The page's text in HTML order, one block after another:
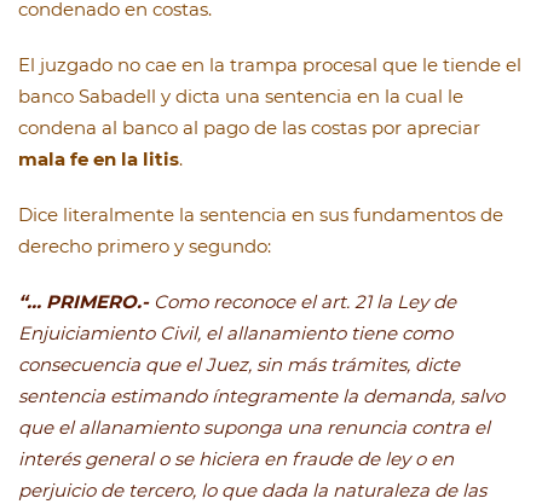
condenado en costas.
El juzgado no cae en la trampa procesal que le tiende el
banco Sabadell y dicta una sentencia en la cual le
condena al banco al pago de las costas por apreciar
mala fe en la litis.
Dice literalmente la sentencia en sus fundamentos de
derecho primero y segundo:
“… PRIMERO.- Como reconoce el art. 21 la Ley de
Enjuiciamiento Civil, el allanamiento tiene como
consecuencia que el Juez, sin más trámites, dicte
sentencia estimando íntegramente la demanda, salvo
que el allanamiento suponga una renuncia contra el
interés general o se hiciera en fraude de ley o en
perjuicio de tercero, lo que dada la naturaleza de las